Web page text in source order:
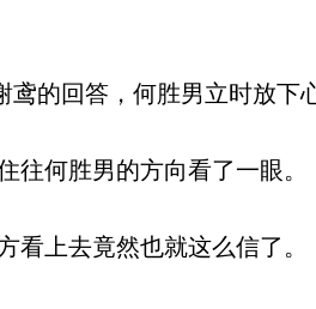
的回答，何胜男立时放下
何胜男的方向看了一眼。
上去竟然也就这么信了。